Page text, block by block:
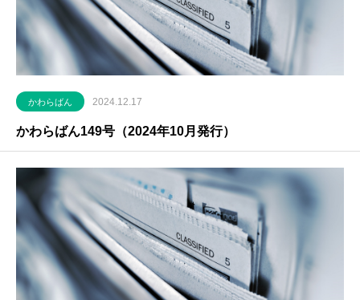
かわらばん 2024.12.17
かわらばん149号（2024年10月発行）